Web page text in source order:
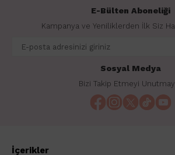
E-Bülten Aboneliği
Kampanya ve Yeniliklerden İlk Siz
Sosyal Medya
Bizi Takip Etmeyi
İçerikler